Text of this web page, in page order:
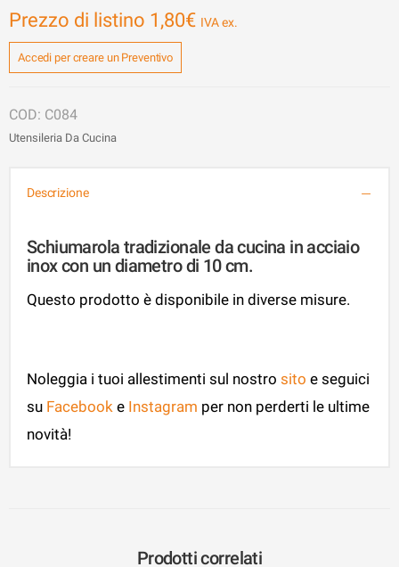
Prezzo di listino 1,80€
Accedi per creare un Preventivo
C084
Utensileria Da Cucina
Descrizione
Schiumarola tradizionale da cucina in acciaio
inox con un diametro di 10 cm.
Questo prodotto è disponibile in diverse misure.
Noleggia i tuoi allestimenti sul nostro sito e seguici
su Facebook e Instagram per non perderti le ultime
novità!
Prodotti correlati